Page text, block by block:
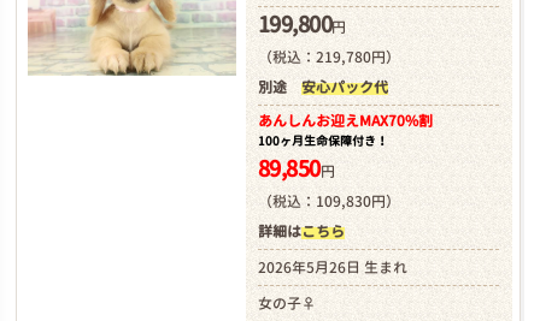
199,800円
（税込：219,780円）
別途 安心パック代
あんしんお迎えMAX70%割
100ヶ月生命保障付き！
89,850円
（税込：109,830円）
詳細はこちら
2026年5月26日 生まれ
女の子♀